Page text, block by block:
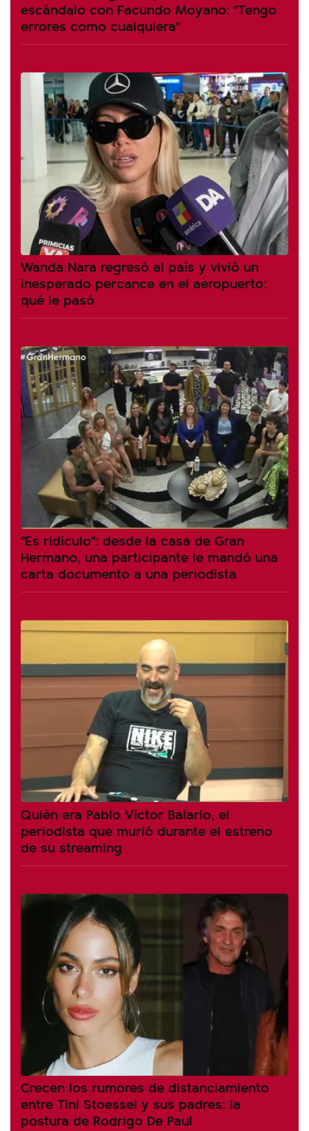
escándalo con Facundo Moyano: "Tengo
errores como cualquiera"
Wanda Nara regresó al país y vivió un
inesperado percance en el aeropuerto:
qué le pasó
"Es ridículo": desde la casa de Gran
Hermano, una participante le mandó una
carta documento a una periodista
Quién era Pablo Víctor Balario, el
periodista que murió durante el estreno
de su streaming
Crecen los rumores de distanciamiento
entre Tini Stoessel y sus padres: la
postura de Rodrigo De Paul